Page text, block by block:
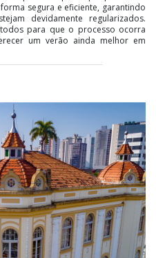
segura e eficiente, garantindo
devidamente regularizados.
para que o processo ocorra
um verão ainda melhor em
Secretaria de Turismo (Rua João
Praia), de segunda a sexta-feira,
-8033.